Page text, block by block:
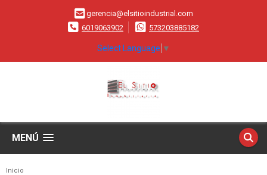
gerencia@elsitioindustrial.com
6019063902
573203885182
Select Language ▼
MENÚ
Inicio